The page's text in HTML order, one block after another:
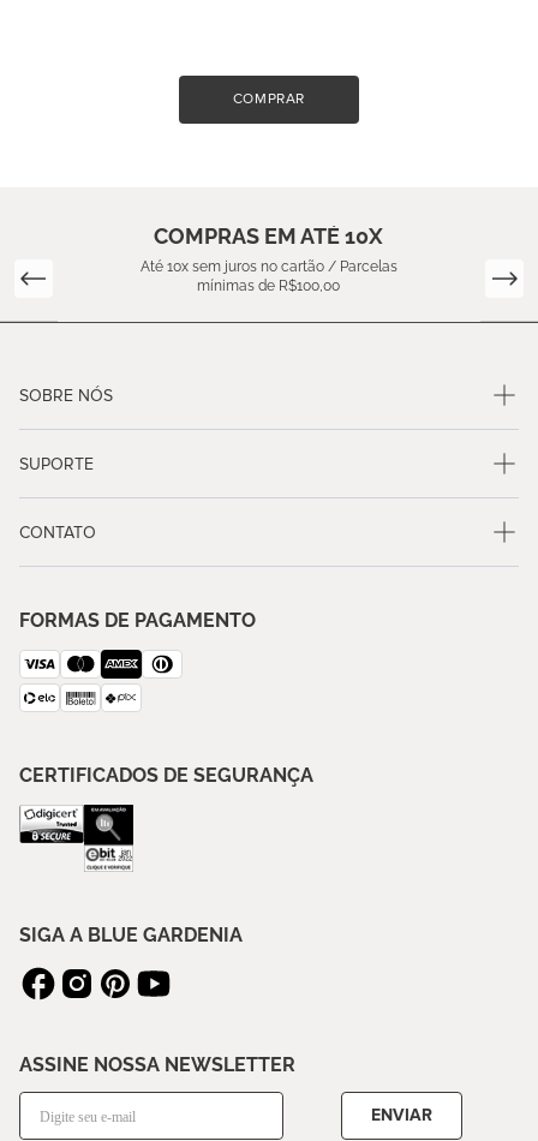
COMPRAR
COMPRAS EM ATÉ 10X
Até 10x sem juros no cartão / Parcelas
mínimas de R$100,00
SOBRE NÓS
SUPORTE
CONTATO
FORMAS DE PAGAMENTO
CERTIFICADOS DE SEGURANÇA
SIGA A BLUE GARDENIA
ASSINE NOSSA NEWSLETTER
ENVIAR